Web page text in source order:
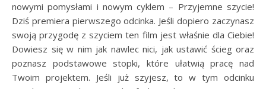
nowymi pomysłami i nowym cyklem – Przyjemne szycie!
Dziś premiera pierwszego odcinka. Jeśli dopiero zaczynasz
swoją przygodę z szyciem ten film jest właśnie dla Ciebie!
Dowiesz się w nim jak nawlec nici, jak ustawić ścieg oraz
poznasz podstawowe stopki, które ułatwią pracę nad
Twoim projektem. Jeśli już szyjesz, to w tym odcinku